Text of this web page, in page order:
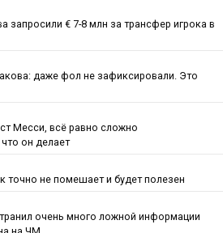
запросили € 7-8 млн за трансфер игрока в
даже фол не зафиксировали. Это
Месси, всё равно сложно
он делает
точно не помешает и будет полезен
очень много ложной информации